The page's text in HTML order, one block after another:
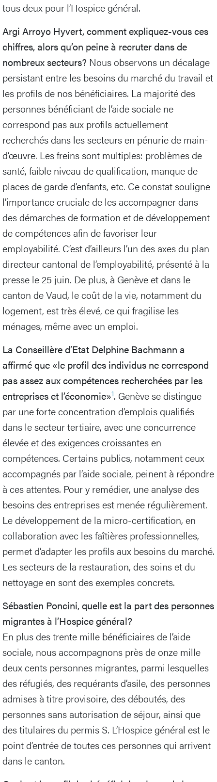
tous deux pour l’Hospice général.
Argi Arroyo Hyvert, comment expliquez-vous ces
chiffres, alors qu’on peine à recruter dans de
nombreux secteurs? Nous observons un décalage
persistant entre les besoins du marché du travail et
les profils de nos bénéficiaires. La majorité des
personnes bénéficiant de l’aide sociale ne
correspond pas aux profils actuellement
recherchés dans les secteurs en pénurie de main-
d’œuvre. Les freins sont multiples: problèmes de
santé, faible niveau de qualification, manque de
places de garde d’enfants, etc. Ce constat souligne
l’importance cruciale de les accompagner dans
des démarches de formation et de développement
de compétences afin de favoriser leur
employabilité. C’est d’ailleurs l’un des axes du plan
directeur cantonal de l’employabilité, présenté à la
presse le 25 juin. De plus, à Genève et dans le
canton de Vaud, le coût de la vie, notamment du
logement, est très élevé, ce qui fragilise les
ménages, même avec un emploi.
La Conseillère d’Etat Delphine Bachmann a
affirmé que «le profil des individus ne correspond
pas assez aux compétences recherchées par les
entreprises et l’économie»1. Genève se distingue
par une forte concentration d’emplois qualifiés
dans le secteur tertiaire, avec une concurrence
élevée et des exigences croissantes en
compétences. Certains publics, notamment ceux
accompagnés par l’aide sociale, peinent à répondre
à ces attentes. Pour y remédier, une analyse des
besoins des entreprises est menée régulièrement.
Le développement de la micro-certification, en
collaboration avec les faîtières professionnelles,
permet d’adapter les profils aux besoins du marché.
Les secteurs de la restauration, des soins et du
nettoyage en sont des exemples concrets.
Sébastien Poncini, quelle est la part des personnes
migrantes à l’Hospice général?
En plus des trente mille bénéficiaires de l’aide
sociale, nous accompagnons près de onze mille
deux cents personnes migrantes, parmi lesquelles
des réfugiés, des requérants d’asile, des personnes
admises à titre provisoire, des déboutés, des
personnes sans autorisation de séjour, ainsi que
des titulaires du permis S. L’Hospice général est le
point d’entrée de toutes ces personnes qui arrivent
dans le canton.